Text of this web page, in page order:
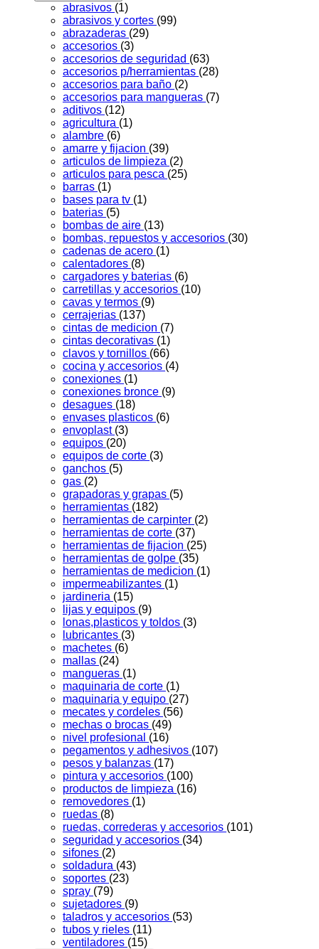
abrasivos (1)
abrasivos y cortes (99)
abrazaderas (29)
accesorios (3)
accesorios de seguridad (63)
accesorios p/herramientas (28)
accesorios para baño (2)
accesorios para mangueras (7)
aditivos (12)
agricultura (1)
alambre (6)
amarre y fijacion (39)
articulos de limpieza (2)
articulos para pesca (25)
barras (1)
bases para tv (1)
baterias (5)
bombas de aire (13)
bombas, repuestos y accesorios (30)
cadenas de acero (1)
calentadores (8)
cargadores y baterias (6)
carretillas y accesorios (10)
cavas y termos (9)
cerrajerias (137)
cintas de medicion (7)
cintas decorativas (1)
clavos y tornillos (66)
cocina y accesorios (4)
conexiones (1)
conexiones bronce (9)
desagues (18)
envases plasticos (6)
envoplast (3)
equipos (20)
equipos de corte (3)
ganchos (5)
gas (2)
grapadoras y grapas (5)
herramientas (182)
herramientas de carpinter (2)
herramientas de corte (37)
herramientas de fijacion (25)
herramientas de golpe (35)
herramientas de medicion (1)
impermeabilizantes (1)
jardineria (15)
lijas y equipos (9)
lonas,plasticos y toldos (3)
lubricantes (3)
machetes (6)
mallas (24)
mangueras (1)
maquinaria de corte (1)
maquinaria y equipo (27)
mecates y cordeles (56)
mechas o brocas (49)
nivel profesional (16)
pegamentos y adhesivos (107)
pesos y balanzas (17)
pintura y accesorios (100)
productos de limpieza (16)
removedores (1)
ruedas (8)
ruedas, correderas y accesorios (101)
seguridad y accesorios (34)
sifones (2)
soldadura (43)
soportes (23)
spray (79)
sujetadores (9)
taladros y accesorios (53)
tubos y rieles (11)
ventiladores (15)